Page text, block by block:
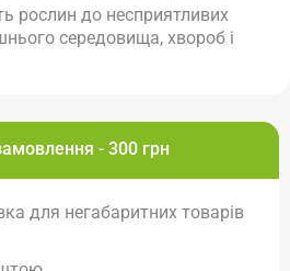
- 300 грн
для негабаритних товарів
рослин до несприятливих
середовища, хвороб і